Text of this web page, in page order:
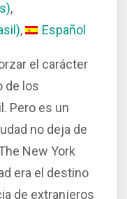
)
) Español
el carácter
de los
Pero es un
no deja de
New York
era el destino
de extranjeros